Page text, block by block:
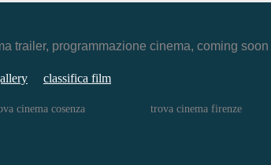
trailer, programmazione cinema, coming soon
classifica film
cinema cosenza trova cinema firenze